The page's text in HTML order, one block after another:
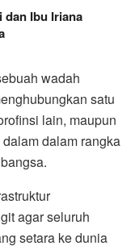
dan Ibu Iriana
wadah
satu
lain, maupun
dalam rangka
agar seluruh
setara ke dunia